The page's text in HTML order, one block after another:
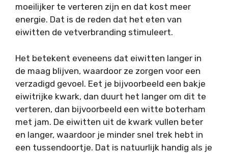
moeilijker te verteren zijn en dat kost meer
energie. Dat is de reden dat het eten van
eiwitten de vetverbranding stimuleert.
Het betekent eveneens dat eiwitten langer in
de maag blijven, waardoor ze zorgen voor een
verzadigd gevoel. Eet je bijvoorbeeld een bakje
eiwitrijke kwark, dan duurt het langer om dit te
verteren, dan bijvoorbeeld een witte boterham
met jam. De eiwitten uit de kwark vullen beter
en langer, waardoor je minder snel trek hebt in
een tussendoortje. Dat is natuurlijk handig als je